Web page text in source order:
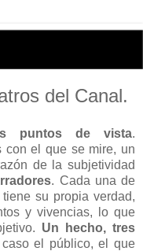
del Canal.
puntos de vista.
con el que se mire, un
de la subjetividad
. Cada una de
su propia verdad,
y vivencias, lo que
Un hecho, tres
el público, el que